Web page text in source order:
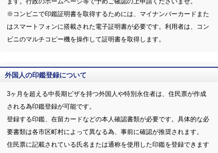
※コンビニで印鑑証明書を取得するためには、マイナンバーカードまた
はスマートフォンに搭載された電子証明書が必要です。利用者は、コン
ビニのマルチコピー機を操作して証明書を取得します。
外国人の印鑑登録について
3ヶ月を超える中長期ビザを持つ外国人や特別永住者は、住民票が作成
される為印鑑登録が可能です。
登録する印鑑、在留カードなどの本人確認書類が必要です。具体的な必
要書類は各市区町村によって異なる為、事前に確認が推奨されます。
住民票に記載されている氏名または通称を使用した印鑑を登録できます